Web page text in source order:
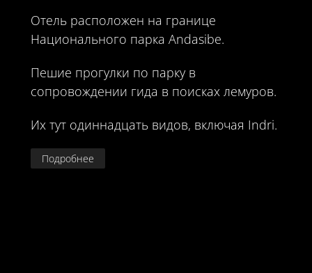
Отель расположен на границе
Национального парка Andasibe.
Пешие прогулки по парку в
сопровождении гида в поисках лемуров.
Их тут одиннадцать видов, включая Indri.
Подробнее